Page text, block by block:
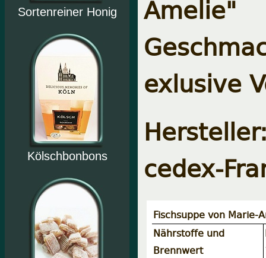
Sortenreiner Honig
Kölschbonbons
exlusive
cedex-
Fischsuppe von Marie-
Nährstoffe und
Brennwert